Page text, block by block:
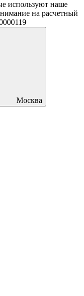
используют наше
на расчетный
Москва